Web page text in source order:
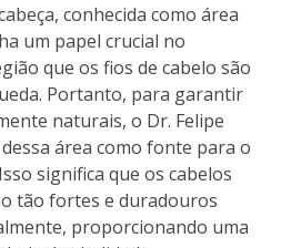
conhecida como área
um papel crucial no
que os fios de cabelo são
Portanto, para garantir
naturais, o Dr. Felipe
área como fonte para o
significa que os cabelos
tão fortes e duradouros
proporcionando uma